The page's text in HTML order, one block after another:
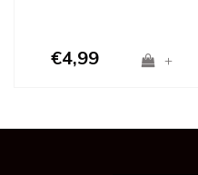
€4,99 +